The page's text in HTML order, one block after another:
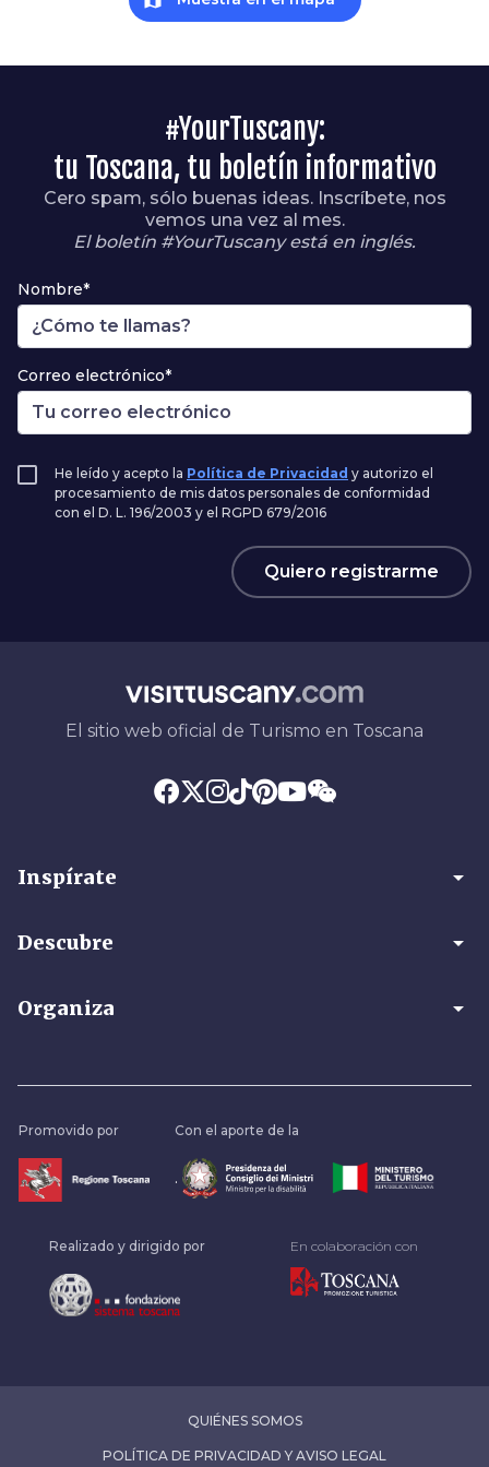
#YourTuscany:
tu Toscana, tu boletín informativo
Cero spam, sólo buenas ideas. Inscríbete, nos
vemos una vez al mes.
El boletín #YourTuscany está en inglés.
Nombre*
Correo electrónico*
He leído y acepto la Política de Privacidad y autorizo el
procesamiento de mis datos personales de conformidad
con el D. L. 196/2003 y el RGPD 679/2016
Quiero registrarme
El sitio web oficial de Turismo en Toscana
Inspírate arrow_drop_down
Descubre arrow_drop_down
Organiza arrow_drop_down
Promovido por Con el aporte de la
.
Realizado y dirigido por En colaboración con
QUIÉNES SOMOS
POLÍTICA DE PRIVACIDAD Y AVISO LEGAL